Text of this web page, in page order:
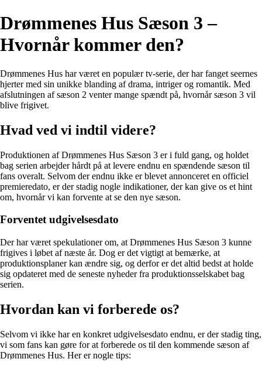
Drømmenes Hus Sæson 3 –
Hvornår kommer den?
Drømmenes Hus har været en populær tv-serie, der har fanget seernes
hjerter med sin unikke blanding af drama, intriger og romantik. Med
afslutningen af sæson 2 venter mange spændt på, hvornår sæson 3 vil
blive frigivet.
Hvad ved vi indtil videre?
Produktionen af Drømmenes Hus Sæson 3 er i fuld gang, og holdet
bag serien arbejder hårdt på at levere endnu en spændende sæson til
fans overalt. Selvom der endnu ikke er blevet annonceret en officiel
premieredato, er der stadig nogle indikationer, der kan give os et hint
om, hvornår vi kan forvente at se den nye sæson.
Forventet udgivelsesdato
Der har været spekulationer om, at Drømmenes Hus Sæson 3 kunne
frigives i løbet af næste år. Dog er det vigtigt at bemærke, at
produktionsplaner kan ændre sig, og derfor er det altid bedst at holde
sig opdateret med de seneste nyheder fra produktionsselskabet bag
serien.
Hvordan kan vi forberede os?
Selvom vi ikke har en konkret udgivelsesdato endnu, er der stadig ting,
vi som fans kan gøre for at forberede os til den kommende sæson af
Drømmenes Hus. Her er nogle tips: